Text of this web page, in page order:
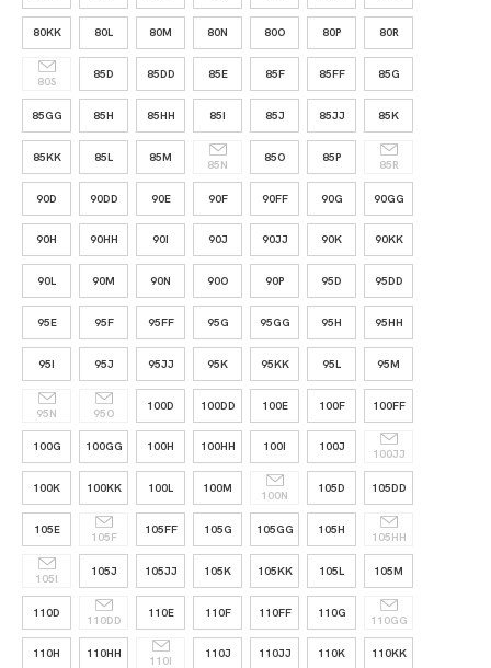
80KK 80L 80M 80N 80O 80P 80R
80S
85D 85DD 85E 85F 85FF 85G
85GG 85H 85HH 85I 85J 85JJ 85K
85KK 85L 85M
85N
85O 85P
85R
90D 90DD 90E 90F 90FF 90G 90GG
90H 90HH 90I 90J 90JJ 90K 90KK
90L 90M 90N 90O 90P 95D 95DD
95E 95F 95FF 95G 95GG 95H 95HH
95I 95J 95JJ 95K 95KK 95L 95M
95N 95O
100D 100DD 100E 100F 100FF
100G 100GG 100H 100HH 100I 100J
100JJ
100K 100KK 100L 100M
100N
105D 105DD
105E
105F
105FF 105G 105GG 105H
105HH
105I
105J 105JJ 105K 105KK 105L 105M
110D
110DD
110E 110F 110FF 110G
110GG
110H 110HH
110I
110J 110JJ 110K 110KK